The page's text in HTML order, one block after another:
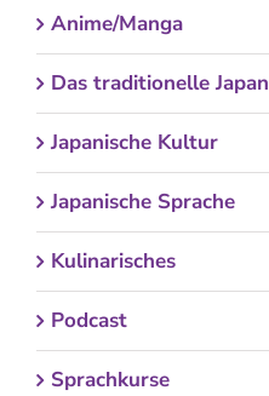
Anime/Manga
Das traditionelle Japan
Japanische Kultur
Japanische Sprache
Kulinarisches
Podcast
Sprachkurse